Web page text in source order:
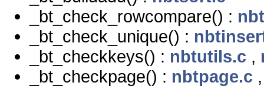
_bt_check_rowcompare() :
_bt_check_unique() :
_bt_checkkeys() : nbtutils.c ,
_bt_checkpage() : nbtpage.c